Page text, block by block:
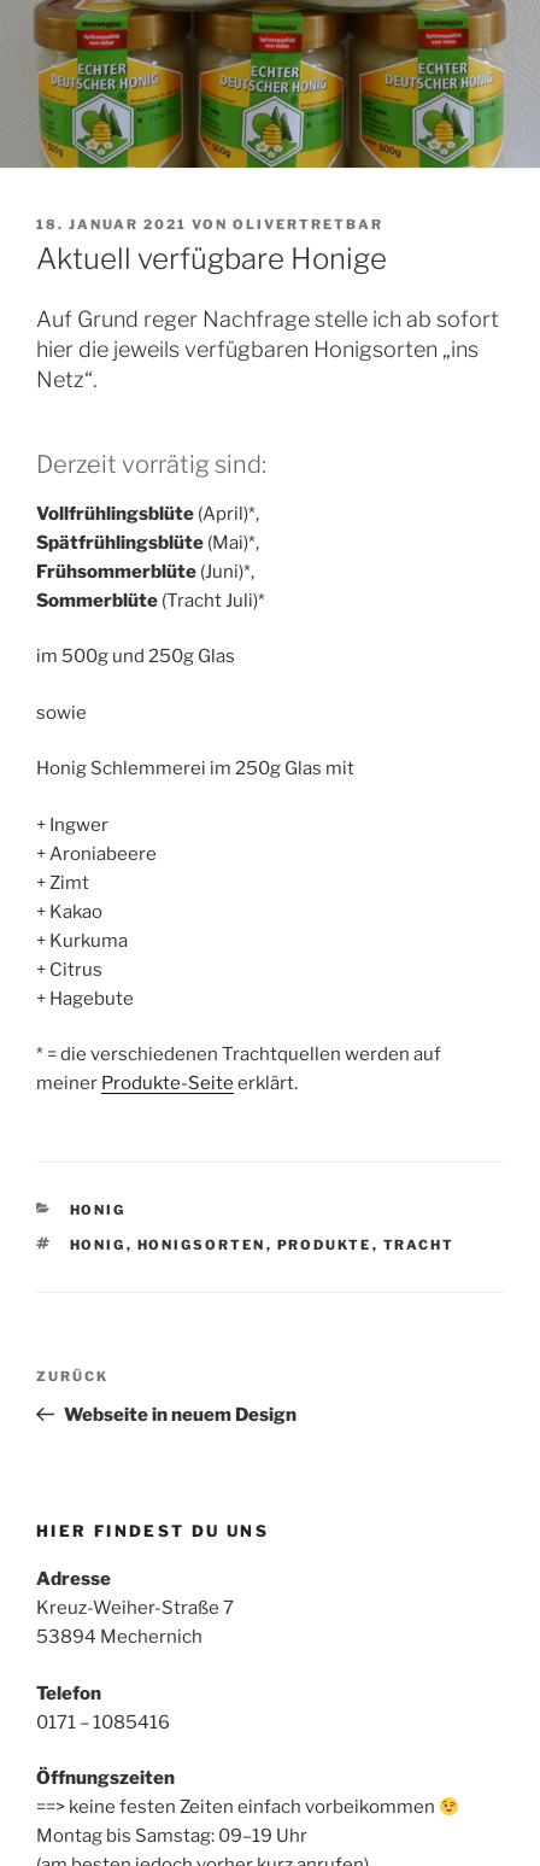
VERÖFFENTLICHT
AM
18. JANUAR 2021 VON OLIVERTRETBAR
Aktuell verfügbare Honige
Auf Grund reger Nachfrage stelle ich ab sofort
hier die jeweils verfügbaren Honigsorten „ins
Netz“.
Derzeit vorrätig sind:
Vollfrühlingsblüte (April)*,
Spätfrühlingsblüte (Mai)*,
Frühsommerblüte (Juni)*,
Sommerblüte (Tracht Juli)*
im 500g und 250g Glas
sowie
Honig Schlemmerei im 250g Glas mit
+ Ingwer
+ Aroniabeere
+ Zimt
+ Kakao
+ Kurkuma
+ Citrus
+ Hagebute
* = die verschiedenen Trachtquellen werden auf
meiner Produkte-Seite erklärt.
KATEGORIEN
HONIG
SCHLAGWÖRTER
HONIG , HONIGSORTEN , PRODUKTE , TRACHT
Beitragsnavigation
Vorheriger
Beitrag
ZURÜCK
Webseite in neuem Design
HIER FINDEST DU UNS
Adresse
Kreuz-Weiher-Straße 7
53894 Mechernich
Telefon
0171 – 1085416
Öffnungszeiten
==> keine festen Zeiten einfach vorbeikommen
Montag bis Samstag: 09–19 Uhr